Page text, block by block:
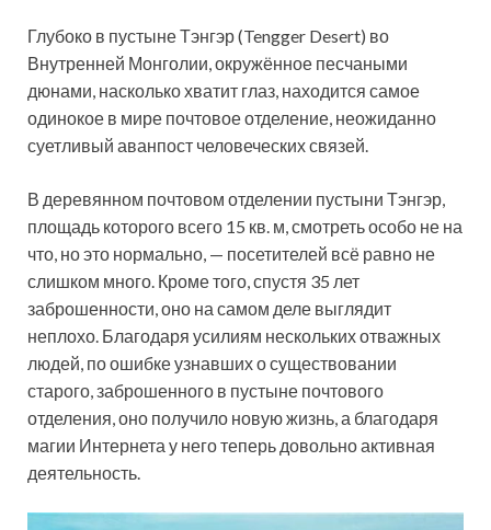
Глубоко в пустыне Тэнгэр (Tengger Desert) во
Внутренней Монголии, окружённое песчаными
дюнами, насколько хватит глаз, находится самое
одинокое в мире почтовое отделение, неожиданно
суетливый аванпост человеческих связей.
В деревянном почтовом отделении пустыни Тэнгэр,
площадь которого всего 15 кв. м, смотреть особо не на
что, но это нормально, — посетителей всё равно не
слишком много. Кроме того, спустя 35 лет
заброшенности, оно на самом деле выглядит
неплохо. Благодаря усилиям нескольких отважных
людей, по ошибке узнавших о существовании
старого, заброшенного в пустыне почтового
отделения, оно получило новую жизнь, а благодаря
магии Интернета у него теперь довольно активная
деятельность.